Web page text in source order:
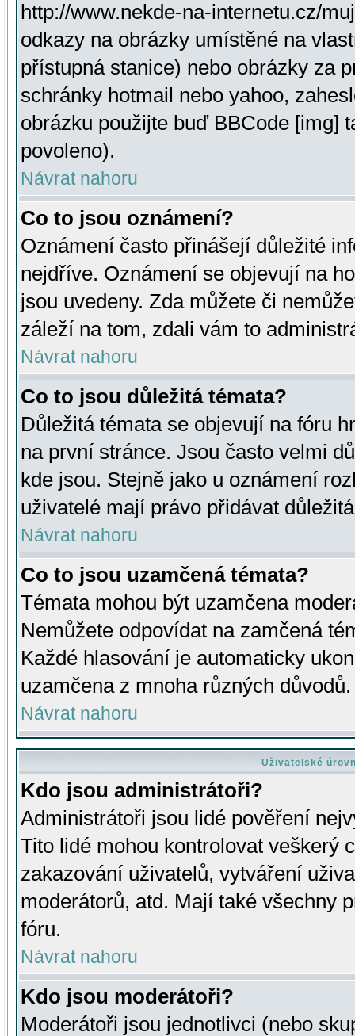
http://www.nekde-na-internetu.cz/
odkazy na obrázky umístěné na
přístupná stanice) nebo obrázky za
schránky hotmail nebo yahoo,
obrázku použijte buď BBCode [img]
povoleno).
Návrat nahoru
Co to jsou oznámení?
Oznámení často přinášejí důležité
nejdříve. Oznámení se objevují na
jsou uvedeny. Zda můžete či
záleží na tom, zdali vám to
Návrat nahoru
Co to jsou důležitá témata?
Důležitá témata se objevují na fóru
na první stránce. Jsou často velmi
kde jsou. Stejně jako u oznámení
uživatelé mají právo přidávat
Návrat nahoru
Co to jsou uzamčená témata?
Témata mohou být uzamčena
Nemůžete odpovídat na zamčená
Každé hlasování je automaticky
uzamčena z mnoha různých důvodů.
Návrat nahoru
Uživatelské
Kdo jsou administrátoři?
Administrátoři jsou lidé pověření
Tito lidé mohou kontrolovat veškerý
zakazování uživatelů, vytváření
moderátorů, atd. Mají také všechny
fóru.
Návrat nahoru
Kdo jsou moderátoři?
Moderátoři jsou jednotlivci (nebo